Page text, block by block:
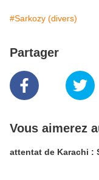
#Sarkozy (divers)
Partager
Vous aimerez
attentat de Karachi :